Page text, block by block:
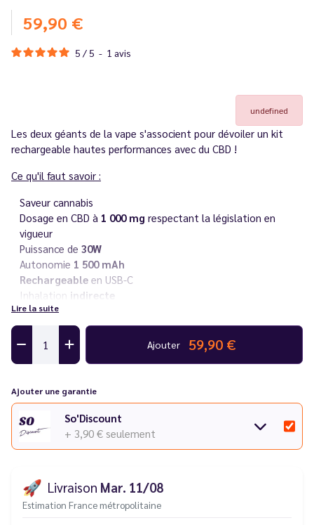
59,90 €
5 / 5 - 1 avis
undefined
Les deux géants de la vape s'associent pour dévoiler un kit
rechargeable hautes performances avec du CBD !
Ce qu'il faut savoir :
Saveur cannabis
Dosage en CBD à 1 000 mg respectant la législation en
vigueur
Puissance de 30W
Autonomie 1 500 mAh
Rechargeable en USB-C
Inhalation indirecte
Réservoir 3 ml rechargeable
Dimensions 123 x 25,6 x 13, 4 mm
Poids plume de 55 g
Compatible avec les cartouches Argus Top Fill
Lire la suite
Ajouter 59,90 €
Ajouter une garantie
So'Discount
+ 3,90 € seulement
🚀 Livraison Mar. 11/08
Estimation France métropolitaine